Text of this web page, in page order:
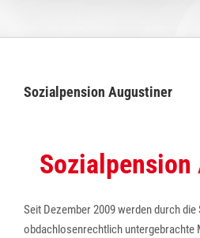
Sozialpension Augustiner
Seit Dezember 2009 werden durch
obdachlosenrechtlich untergebrachte